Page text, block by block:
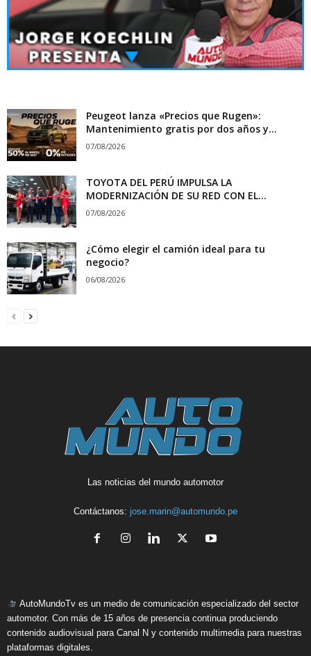
Peugeot lanza «Precios que Rugen»:
Mantenimiento gratis por dos años y...
07/08/2026
TOYOTA DEL PERÚ IMPULSA LA
MODERNIZACIÓN DE SU RED CON EL...
07/08/2026
¿Cómo elegir el camión ideal para tu
negocio?
06/08/2026
Las noticias del mundo automotor
Contáctanos: jose.marin@automundo.pe
AutoMundoTv es un medio de comunicación especializado del sector
automotor. Con más de 15 años de presencia continua produciendo
contenido audiovisual para Canal N y contenido multimedia para nuestras
plataformas digitales.